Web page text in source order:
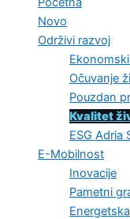
Novo
Održivi razvoj
Očuvanje
Pouzdan
Kvalitet
ESG Adria
E-Mobilnost
Inovacije
Pametni